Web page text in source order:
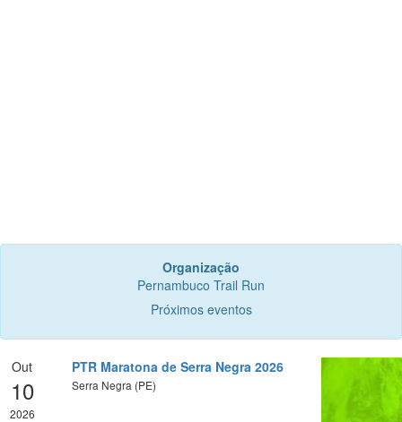
Organização
Pernambuco Trail Run
Próximos eventos
Out
10
2026
PTR Maratona de Serra Negra 2026
Serra Negra (PE)